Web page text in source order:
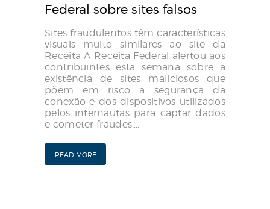
Federal sobre sites falsos
Sites fraudulentos têm características
visuais muito similares ao site da
Receita A Receita Federal alertou aos
contribuintes esta semana sobre a
existência de sites maliciosos que
põem em risco a segurança da
conexão e dos dispositivos utilizados
pelos internautas para captar dados
e cometer fraudes.…
READ MORE